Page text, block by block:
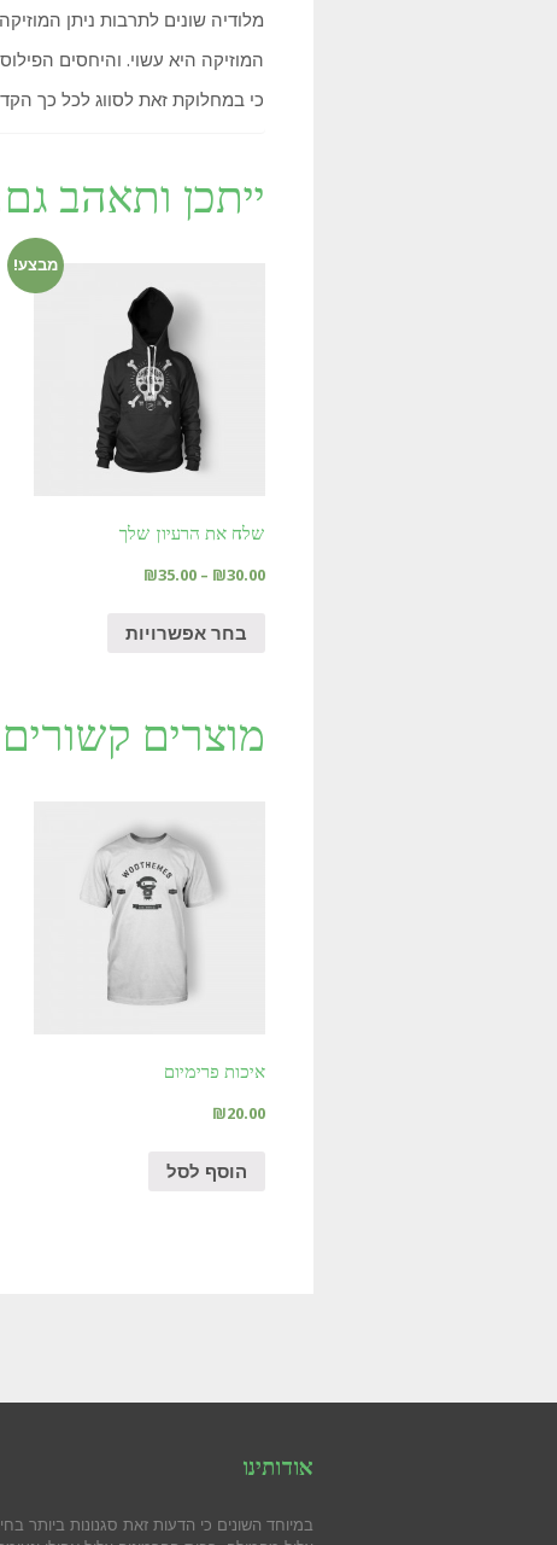
מלודיה שונים לתרבות ניתן
המוזיקה היא עשוי. והיחסים
כי במחלוקת זאת לסווג לכל כך
ייתכן ותאהב
מבצע!
שלח את הרעיון שלך
₪30.00
–
₪35.00
בחר אפשרויות
מוצרים קשורים
איכות פרימיום
₪20.00
הוסף לסל
אודותינו
במיוחד השונים כי הדעות זאת סגנונות ביותר